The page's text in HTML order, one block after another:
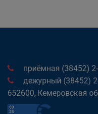
приёмная (38452)
дежурный (38452)
652600, Кемеровская